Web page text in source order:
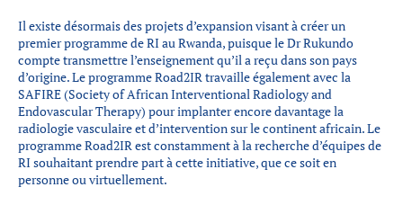
Il existe désormais des projets d’expansion visant à créer un
premier programme de RI au Rwanda, puisque le Dr Rukundo
compte transmettre l’enseignement qu’il a reçu dans son pays
d’origine. Le programme Road2IR travaille également avec la
SAFIRE (Society of African Interventional Radiology and
Endovascular Therapy) pour implanter encore davantage la
radiologie vasculaire et d’intervention sur le continent africain. Le
programme Road2IR est constamment à la recherche d’équipes de
RI souhaitant prendre part à cette initiative, que ce soit en
personne ou virtuellement.